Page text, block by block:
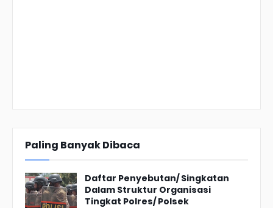
Paling Banyak Dibaca
Daftar Penyebutan/ Singkatan
Dalam Struktur Organisasi
Tingkat Polres/ Polsek